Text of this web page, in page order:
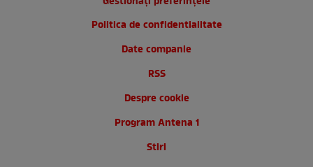
Politica de confidentialitate
Date companie
RSS
Despre cookie
Program Antena 1
Stiri